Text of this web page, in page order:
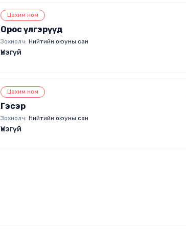
Цахим ном
Орос үлгэрүүд
Зохиолч: Нийтийн оюуны сан
Үнэгүй
Цахим ном
Гэсэр
Зохиолч: Нийтийн оюуны сан
Үнэгүй